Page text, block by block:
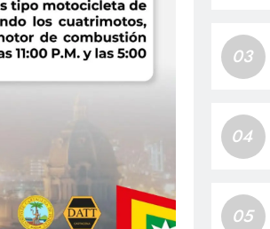
03
04
05